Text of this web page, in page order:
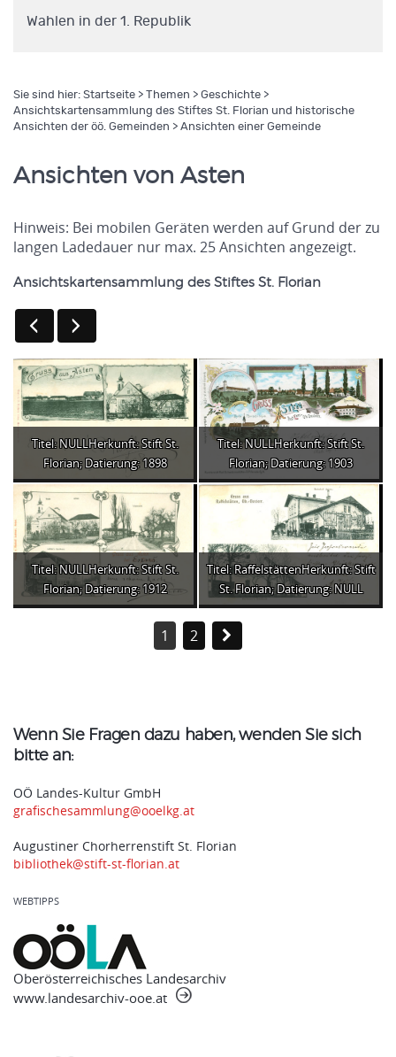
Wahlen in der 1. Republik
Sie sind hier: Startseite > Themen > Geschichte >
Ansichtskartensammlung des Stiftes St. Florian und historische
Ansichten der öö. Gemeinden > Ansichten einer Gemeinde
Ansichten von Asten
Hinweis: Bei mobilen Geräten werden auf Grund der zu
langen Ladedauer nur max. 25 Ansichten angezeigt.
Ansichtskartensammlung des Stiftes St. Florian
Titel: NULLHerkunft: Stift St.
Florian; Datierung: 1898
Titel: NULLHerkunft: Stift St.
Florian; Datierung: 1903
Titel: NULLHerkunft: Stift St.
Florian; Datierung: 1912
Titel: RaffelstättenHerkunft: Stift
St. Florian; Datierung: NULL
1 2
Wenn Sie Fragen dazu haben, wenden Sie sich
bitte an:
OÖ Landes-Kultur GmbH
grafischesammlung@ooelkg.at
Augustiner Chorherrenstift St. Florian
bibliothek@stift-st-florian.at
WEBTIPPS
Oberösterreichisches Landesarchiv
www.landesarchiv-ooe.at